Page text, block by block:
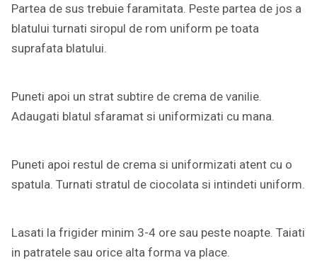
Partea de sus trebuie faramitata. Peste partea de jos a
blatului turnati siropul de rom uniform pe toata
suprafata blatului.
Puneti apoi un strat subtire de crema de vanilie.
Adaugati blatul sfaramat si uniformizati cu mana.
Puneti apoi restul de crema si uniformizati atent cu o
spatula. Turnati stratul de ciocolata si intindeti uniform.
Lasati la frigider minim 3-4 ore sau peste noapte. Taiati
in patratele sau orice alta forma va place.